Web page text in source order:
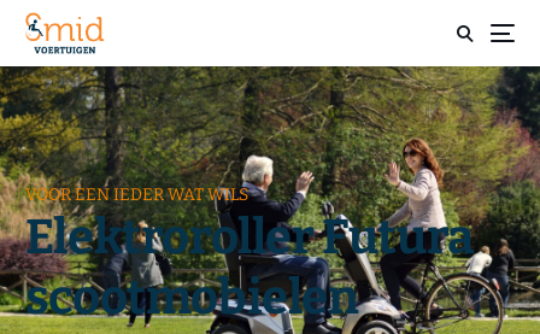
VOOR EEN IEDER WAT WILS
Elektroroller Futura
scootmobielen